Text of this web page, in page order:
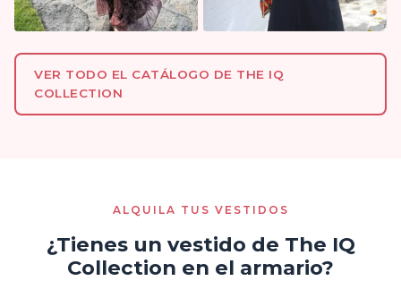
VER TODO EL CATÁLOGO DE THE IQ
COLLECTION
ALQUILA TUS VESTIDOS
¿Tienes un vestido de The IQ
Collection en el armario?